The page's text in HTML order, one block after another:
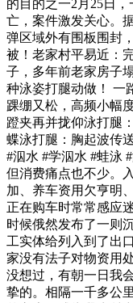
的目的之一2月25日
亡，案件激发关心。
弹区域外有围板围封
被！老家村平易近：
子，多年前老家房子
种泳姿打腿动做！ 一
踝绷又松，高频小幅
蹬夹再并拢仰泳打腿
蝶泳打腿：胸起波传
#泅水 #学泅水 #蛙泳
但消费痛点也不少。
加、养车资用欠亨明
正在购车时常常感应
时候俄然发布了一则
工实体给列入到了出
家没有法子对物资用
没想过，有朝一日我
挚的。相隔一千多公